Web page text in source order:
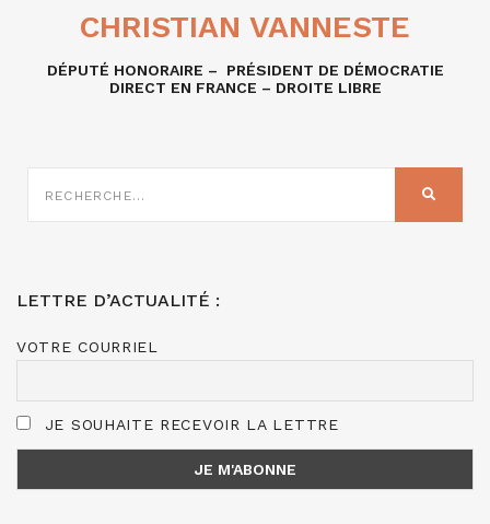
CHRISTIAN VANNESTE
DÉPUTÉ HONORAIRE – PRÉSIDENT DE DÉMOCRATIE
DIRECT EN FRANCE – DROITE LIBRE
SUR
LETTRE D’ACTUALITÉ :
VOTRE COURRIEL
JE SOUHAITE RECEVOIR LA LETTRE